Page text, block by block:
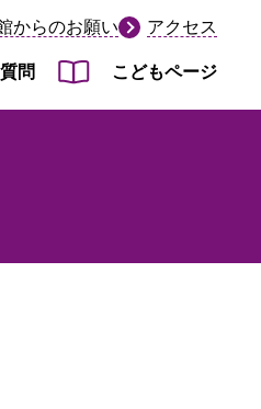
からのお願い アクセス
問 こどもページ